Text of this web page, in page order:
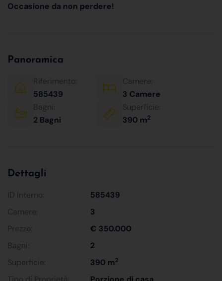
Occasione da non perdere!
Panoramica
Riferimento:
585439
Camere:
3 Camere
Bagni:
2 Bagni
Superficie:
390 m2
Dettagli
ID Interno:
585439
Camere:
3
Prezzo:
€ 350.000
Bagni:
2
Superficie:
390 m2